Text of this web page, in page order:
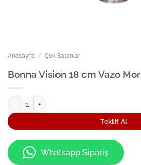
Anasayfa / Çok Satanlar
Bonna Vision 18 cm Vazo Mor
Bonna Vision 18 cm Vazo Mor adet
Teklif Al
Whatsapp Sipariş